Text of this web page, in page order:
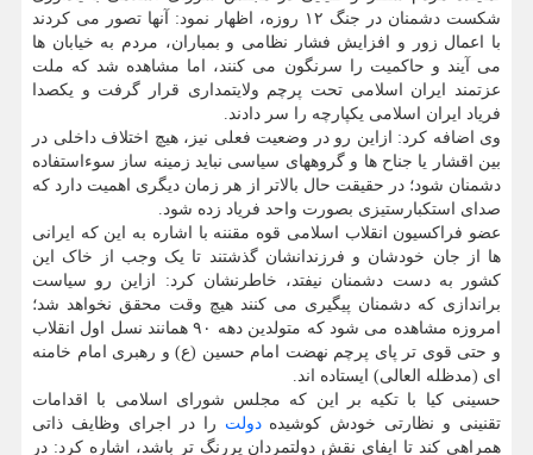
شکست دشمنان در جنگ ۱۲ روزه، اظهار نمود: آنها تصور می کردند
با اعمال زور و افزایش فشار نظامی و بمباران، مردم به خیابان ها
می آیند و حاکمیت را سرنگون می کنند، اما مشاهده شد که ملت
عزتمند ایران اسلامی تحت پرچم ولایتمداری قرار گرفت و یکصدا
فریاد ایران اسلامی یکپارچه را سر دادند.
وی اضافه کرد: ازاین رو در وضعیت فعلی نیز، هیچ اختلاف داخلی در
بین اقشار یا جناح ها و گروههای سیاسی نباید زمینه ساز سوءاستفاده
دشمنان شود؛ در حقیقت حال بالاتر از هر زمان دیگری اهمیت دارد که
صدای استکبارستیزی بصورت واحد فریاد زده شود.
عضو فراکسیون انقلاب اسلامی قوه مقننه با اشاره به این که ایرانی
ها از جان خودشان و فرزندانشان گذشتند تا یک وجب از خاک این
کشور به دست دشمنان نیفتد، خاطرنشان کرد: ازاین رو سیاست
براندازی که دشمنان پیگیری می کنند هیچ وقت محقق نخواهد شد؛
امروزه مشاهده می شود که متولدین دهه ۹۰ همانند نسل اول انقلاب
و حتی قوی تر پای پرچم نهضت امام حسین (ع) و رهبری امام خامنه
ای (مدظله العالی) ایستاده اند.
حسینی کیا با تکیه بر این که مجلس شورای اسلامی با اقدامات
تقنینی و نظارتی خودش کوشیدهدولت را در اجرای وظایف ذاتی
همراهی کند تا ایفای نقش دولتمردان پررنگ تر باشد، اشاره کرد: در